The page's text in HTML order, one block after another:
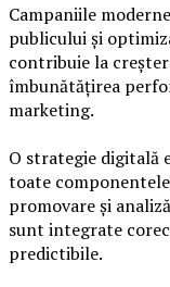
Campaniile
publicului și
contribuie la
îmbunătățirea
marketing.
O strategie digitală
toate
promovare și
sunt integrate
predictibile.